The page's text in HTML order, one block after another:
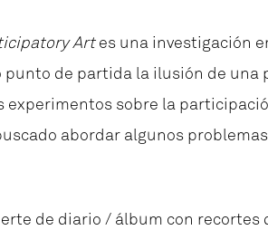
Artes una investigación
punto de partida la ilusión de
experimentos sobre la
abordar algunos
de diario / álbum con recortes